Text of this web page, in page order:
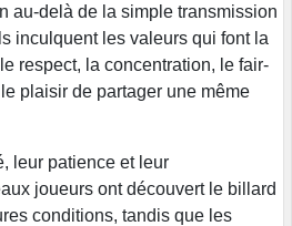
au-delà de la simple transmission
inculquent les valeurs qui font la
respect, la concentration, le fair-
plaisir de partager une même
leur patience et leur
joueurs ont découvert le billard
conditions, tandis que les